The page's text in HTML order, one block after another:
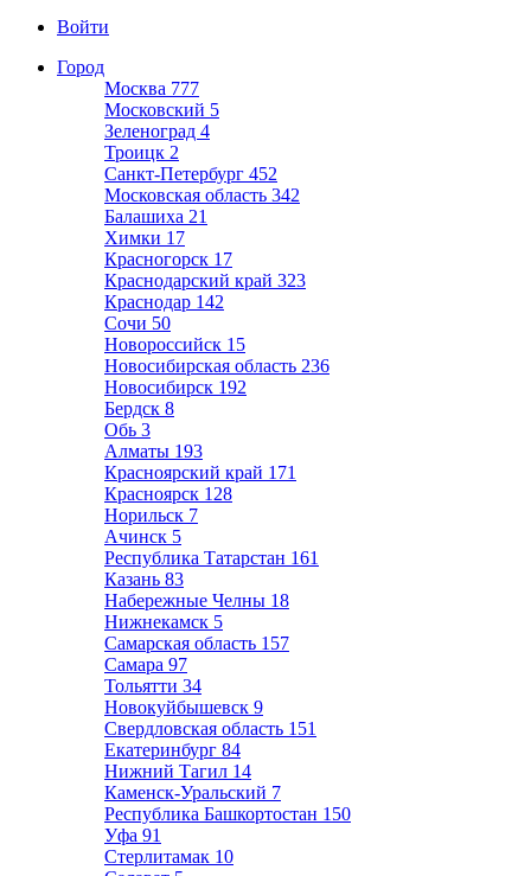
Войти
Город
Москва 777
Московский 5
Зеленоград 4
Троицк 2
Санкт-Петербург 452
Московская область 342
Балашиха 21
Химки 17
Красногорск 17
Краснодарский край 323
Краснодар 142
Сочи 50
Новороссийск 15
Новосибирская область 236
Новосибирск 192
Бердск 8
Обь 3
Алматы 193
Красноярский край 171
Красноярск 128
Норильск 7
Ачинск 5
Республика Татарстан 161
Казань 83
Набережные Челны 18
Нижнекамск 5
Самарская область 157
Самара 97
Тольятти 34
Новокуйбышевск 9
Свердловская область 151
Екатеринбург 84
Нижний Тагил 14
Каменск-Уральский 7
Республика Башкортостан 150
Уфа 91
Стерлитамак 10